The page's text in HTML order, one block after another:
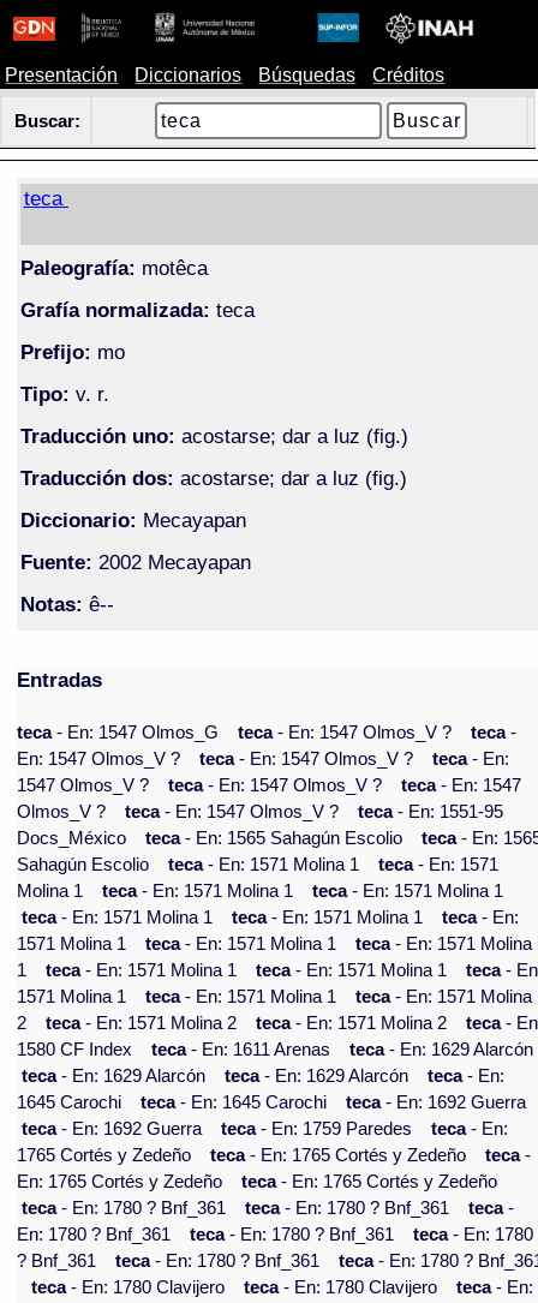
Presentación Diccionarios Búsquedas Créditos
Buscar:
teca
Paleografía: motêca
Grafía normalizada: teca
Prefijo: mo
Tipo: v. r.
Traducción uno: acostarse; dar a luz (fig.)
Traducción dos: acostarse; dar a luz (fig.)
Diccionario: Mecayapan
Fuente: 2002 Mecayapan
Notas: ê--
Entradas
teca- En: 1547 Olmos_G teca- En: 1547 Olmos_V ? teca-
En: 1547 Olmos_V ?
teca- En: 1547 Olmos_V ? teca- En:
1547 Olmos_V ?
teca- En: 1547 Olmos_V ? teca- En: 1547
Olmos_V ?
teca- En: 1547 Olmos_V ? teca- En: 1551-95
Docs_México
teca- En: 1565 Sahagún Escolio teca- En:
Sahagún Escolio
teca- En: 1571 Molina 1 teca- En: 1571
Molina 1
teca- En: 1571 Molina 1 teca- En: 1571 Molina 1
teca- En: 1571 Molina 1 teca- En: 1571 Molina 1 teca- En:
1571 Molina 1
teca- En: 1571 Molina 1 teca- En: 1571 Molina
1
teca- En: 1571 Molina 1 teca- En: 1571 Molina 1 teca-
1571 Molina 1
teca- En: 1571 Molina 1 teca- En: 1571 Molina
2
teca- En: 1571 Molina 2 teca- En: 1571 Molina 2 teca-
1580 CF Index
teca- En: 1611 Arenas teca- En: 1629 Alarcón
teca- En: 1629 Alarcón teca- En: 1629 Alarcón teca- En:
1645 Carochi
teca- En: 1645 Carochi teca- En: 1692 Guerra
teca- En: 1692 Guerra teca- En: 1759 Paredes teca- En:
1765 Cortés y Zedeño
teca- En: 1765 Cortés y Zedeño teca-
En: 1765 Cortés y Zedeño
teca- En: 1765 Cortés y Zedeño
teca- En: 1780 ? Bnf_361 teca- En: 1780 ? Bnf_361 teca-
En: 1780 ? Bnf_361
teca- En: 1780 ? Bnf_361 teca- En: 1780
? Bnf_361
teca- En: 1780 ? Bnf_361 teca- En: 1780 ?
teca- En: 1780 Clavijero teca- En: 1780 Clavijero teca- En: